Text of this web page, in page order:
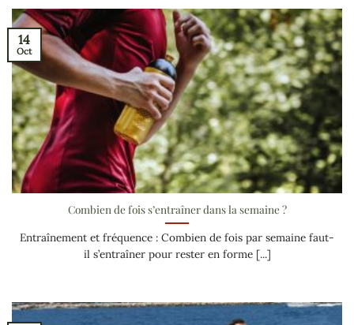
Combien de fois s’entraîner dans la semaine ?
Entraînement et fréquence : Combien de fois par semaine faut-
il s’entraîner pour rester en forme [...]
14
Oct